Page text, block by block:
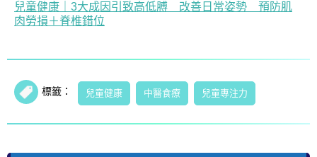
兒童健康｜3大成因引致高低膊 改善日常姿勢 預防肌
肉勞損＋脊椎錯位
標籤： 兒童健康 中醫食療 兒童專注力